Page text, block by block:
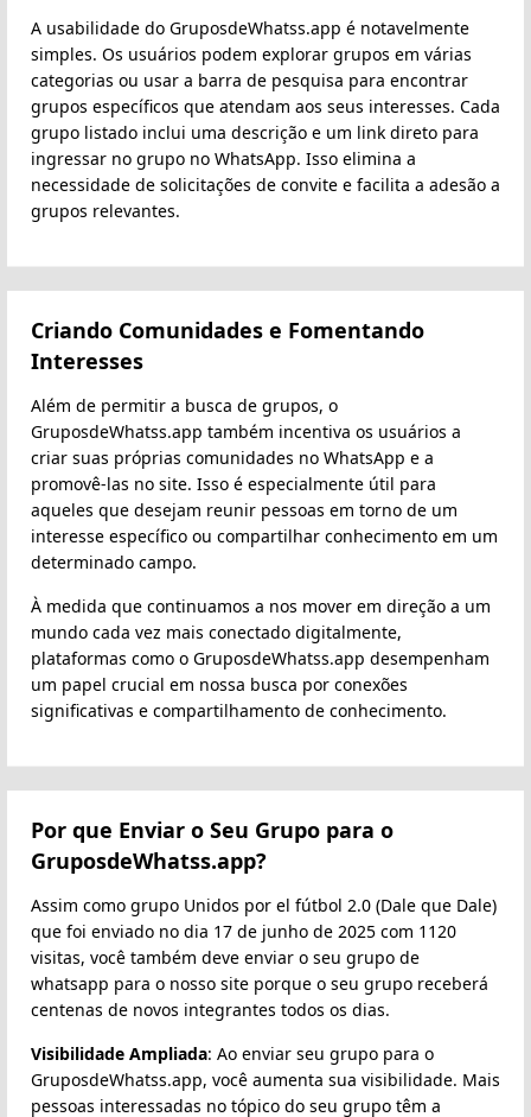
A usabilidade do GruposdeWhatss.app é notavelmente
simples. Os usuários podem explorar grupos em várias
categorias ou usar a barra de pesquisa para encontrar
grupos específicos que atendam aos seus interesses. Cada
grupo listado inclui uma descrição e um link direto para
ingressar no grupo no WhatsApp. Isso elimina a
necessidade de solicitações de convite e facilita a adesão a
grupos relevantes.
Criando Comunidades e Fomentando
Interesses
Além de permitir a busca de grupos, o
GruposdeWhatss.app também incentiva os usuários a
criar suas próprias comunidades no WhatsApp e a
promovê-las no site. Isso é especialmente útil para
aqueles que desejam reunir pessoas em torno de um
interesse específico ou compartilhar conhecimento em um
determinado campo.
À medida que continuamos a nos mover em direção a um
mundo cada vez mais conectado digitalmente,
plataformas como o GruposdeWhatss.app desempenham
um papel crucial em nossa busca por conexões
significativas e compartilhamento de conhecimento.
Por que Enviar o Seu Grupo para o
GruposdeWhatss.app?
Assim como grupo Unidos por el fútbol 2.0 (Dale que Dale)
que foi enviado no dia 17 de junho de 2025 com 1120
visitas, você também deve enviar o seu grupo de
whatsapp para o nosso site porque o seu grupo receberá
centenas de novos integrantes todos os dias.
Visibilidade Ampliada: Ao enviar seu grupo para o
GruposdeWhatss.app, você aumenta sua visibilidade. Mais
pessoas interessadas no tópico do seu grupo têm a